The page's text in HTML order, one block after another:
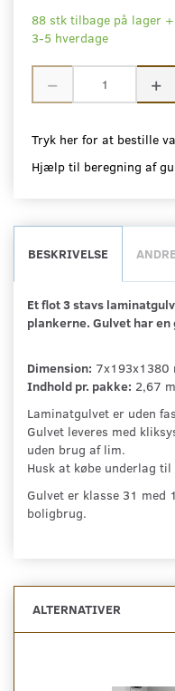
88 stk tilbage på lager
3-5 hverdage
Tryk her for at bestille
Hjælp til beregning af
BESKRIVELSE
Et flot 3 stavs
plankerne. Gulvet har
Dimension: 7x193x1380
Indhold pr. pakke: 2,67
Laminatgulvet er uden
Gulvet leveres med
uden brug af lim.
Husk at købe underlag
Gulvet er klasse 31
boligbrug.
ALTERNATIVER